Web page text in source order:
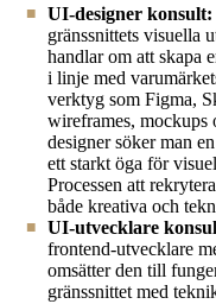
UI-designer konsult:
gränssnittets visuella
handlar om att skapa
i linje med
verktyg som Figma,
wireframes,
designer söker man
ett starkt öga för
Processen att
både kreativa och
UI-utvecklare
frontend-utvecklare
omsätter den till
gränssnittet med